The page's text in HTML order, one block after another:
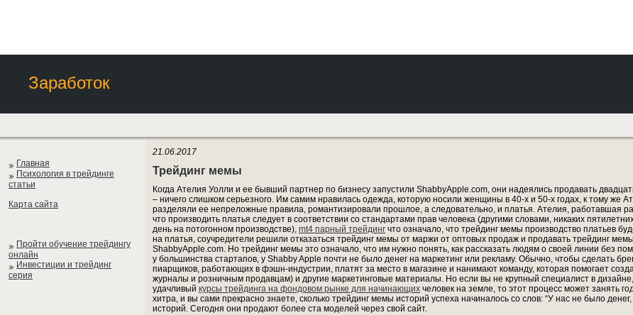
Заработок
Главная
Психология в трейдинге
статьи
Карта сайта
Пройти обучение трейдингу
онлайн
Инвестиции и трейдинг
серия
21.06.2017
Трейдинг мемы
Когда Ателия Уолли и ее бывший партнер по бизнесу запустили ShabbyApple.com, они надеялись продавать
– ничего слишком серьезного. Им самим нравилась одежда, которую носили женщины в 40-х и 50-х годах, к тому же
разделяли ее непреложные правила, романтизировали прошлое, а следовательно, и платья. Ателия, работавшая
что производить платья следует в соответствии со стандартами прав человека (другими словами, никаких
день на потогонном производстве), mt4 парный трейдинг что означало, что трейдинг мемы производство платьев
на платья, соучредители решили отказаться трейдинг мемы от маржи от оптовых продаж и продавать трейдинг
ShabbyApple.com. Но трейдинг мемы это означало, что им нужно понять, как рассказать людям о своей линии без
у большинства стартапов, у Shabby Apple почти не было денег на маркетинг или рекламу. Обычно, чтобы сделать
пиарщиков, работающих в фэшн-индустрии, платят за место в магазине и нанимают команду, которая помогает
журналы и розничным продавцам) и другие маркетинговые материалы. Но если вы не крупный специалист в
удачливый курсы трейдинга на фондовом рынке для начинающих человек на земле, то этот процесс может занять
хитра, и вы сами прекрасно знаете, сколько трейдинг мемы историй успеха начиналось со слов: “У нас не было
историй. Сегодня они продают более ста моделей через свой сайт.